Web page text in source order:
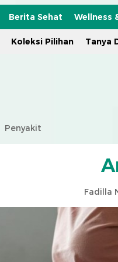
Berita Sehat Wellness
Koleksi Pilihan Tanya
Penyakit
Fadilla